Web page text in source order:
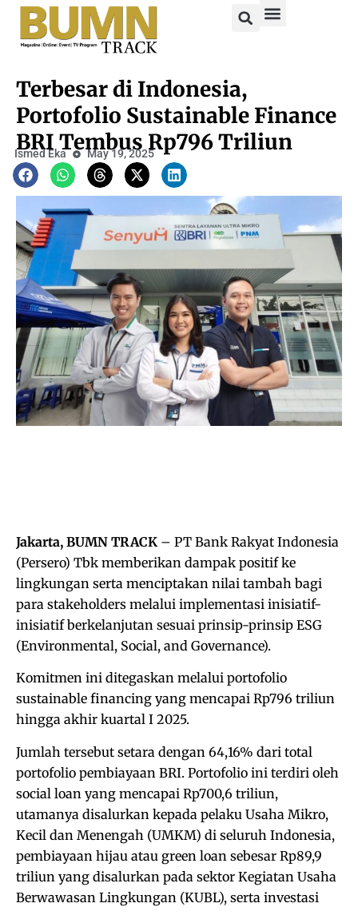
Terbesar di Indonesia,
Portofolio Sustainable Finance
BRI Tembus Rp796 Triliun
Ismed Eka May 19, 2025
Jakarta, BUMN TRACK – PT Bank Rakyat Indonesia
(Persero) Tbk memberikan dampak positif ke
lingkungan serta menciptakan nilai tambah bagi
para stakeholders melalui implementasi inisiatif-
inisiatif berkelanjutan sesuai prinsip-prinsip ESG
(Environmental, Social, and Governance).
Komitmen ini ditegaskan melalui portofolio
sustainable financing yang mencapai Rp796 triliun
hingga akhir kuartal I 2025.
Jumlah tersebut setara dengan 64,16% dari total
portofolio pembiayaan BRI. Portofolio ini terdiri oleh
social loan yang mencapai Rp700,6 triliun,
utamanya disalurkan kepada pelaku Usaha Mikro,
Kecil dan Menengah (UMKM) di seluruh Indonesia,
pembiayaan hijau atau green loan sebesar Rp89,9
triliun yang disalurkan pada sektor Kegiatan Usaha
Berwawasan Lingkungan (KUBL), serta investasi